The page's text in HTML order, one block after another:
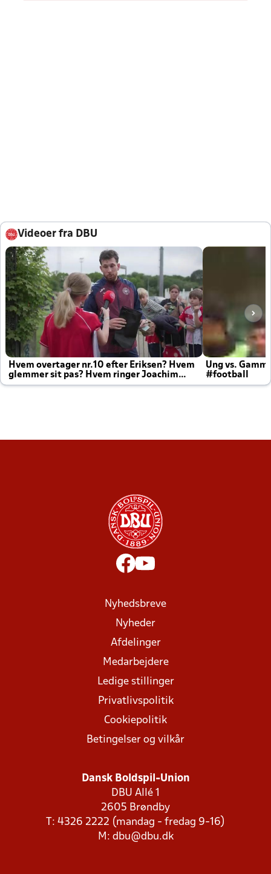
Videoer fra DBU
Hvem overtager nr.10 efter Eriksen? Hvem
glemmer sit pas? Hvem ringer Joachim
altid til efter kampe?
Ung vs.
#football
Nyhedsbreve
Nyheder
Afdelinger
Medarbejdere
Ledige stillinger
Privatlivspolitik
Cookiepolitik
Betingelser og vilkår
Dansk Boldspil-Union
DBU Allé 1
2605 Brøndby
T: 4326 2222 (mandag - fredag 9-16)
M: dbu@dbu.dk